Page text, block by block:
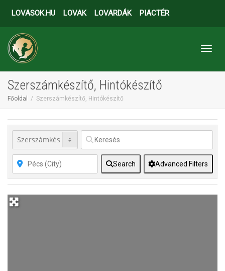
LOVASOK.HU LOVAK LOVARDÁK PIACTÉR
Szerszámkészítő, Hintókészítő
Főoldal Szerszámkészítő, Hintókészítő
Search Advanced Filters